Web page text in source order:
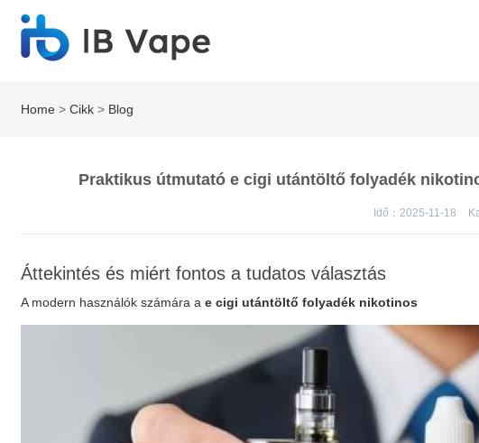
Home >Cikk > Blog
Praktikus útmutató e cigi utántöltő folyadék
Idő：2025-11-18
Áttekintés és miért fontos a tudatos választás
A modern használók számára ae cigi utántöltő folyadék nikotinos